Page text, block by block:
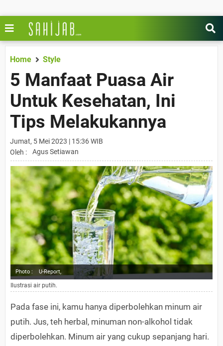
Home Style
5 Manfaat Puasa Air
Untuk Kesehatan, Ini
Tips Melakukannya
Jumat, 5 Mei 2023 | 15:36 WIB
Oleh :
Agus Setiawan
Photo : U-Report,
Ilustrasi air putih.
Pada fase ini, kamu hanya diperbolehkan minum air
putih. Jus, teh herbal, minuman non-alkohol tidak
diperbolehkan. Minum air yang cukup sepanjang hari.